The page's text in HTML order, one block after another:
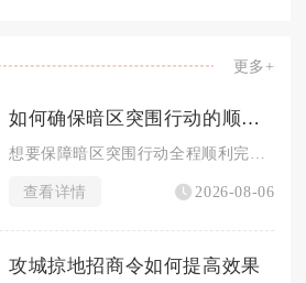
更多+
如何确保暗区突围行动的顺利进行
查看详情 2026-08-06
攻城掠地招商令如何提高效果